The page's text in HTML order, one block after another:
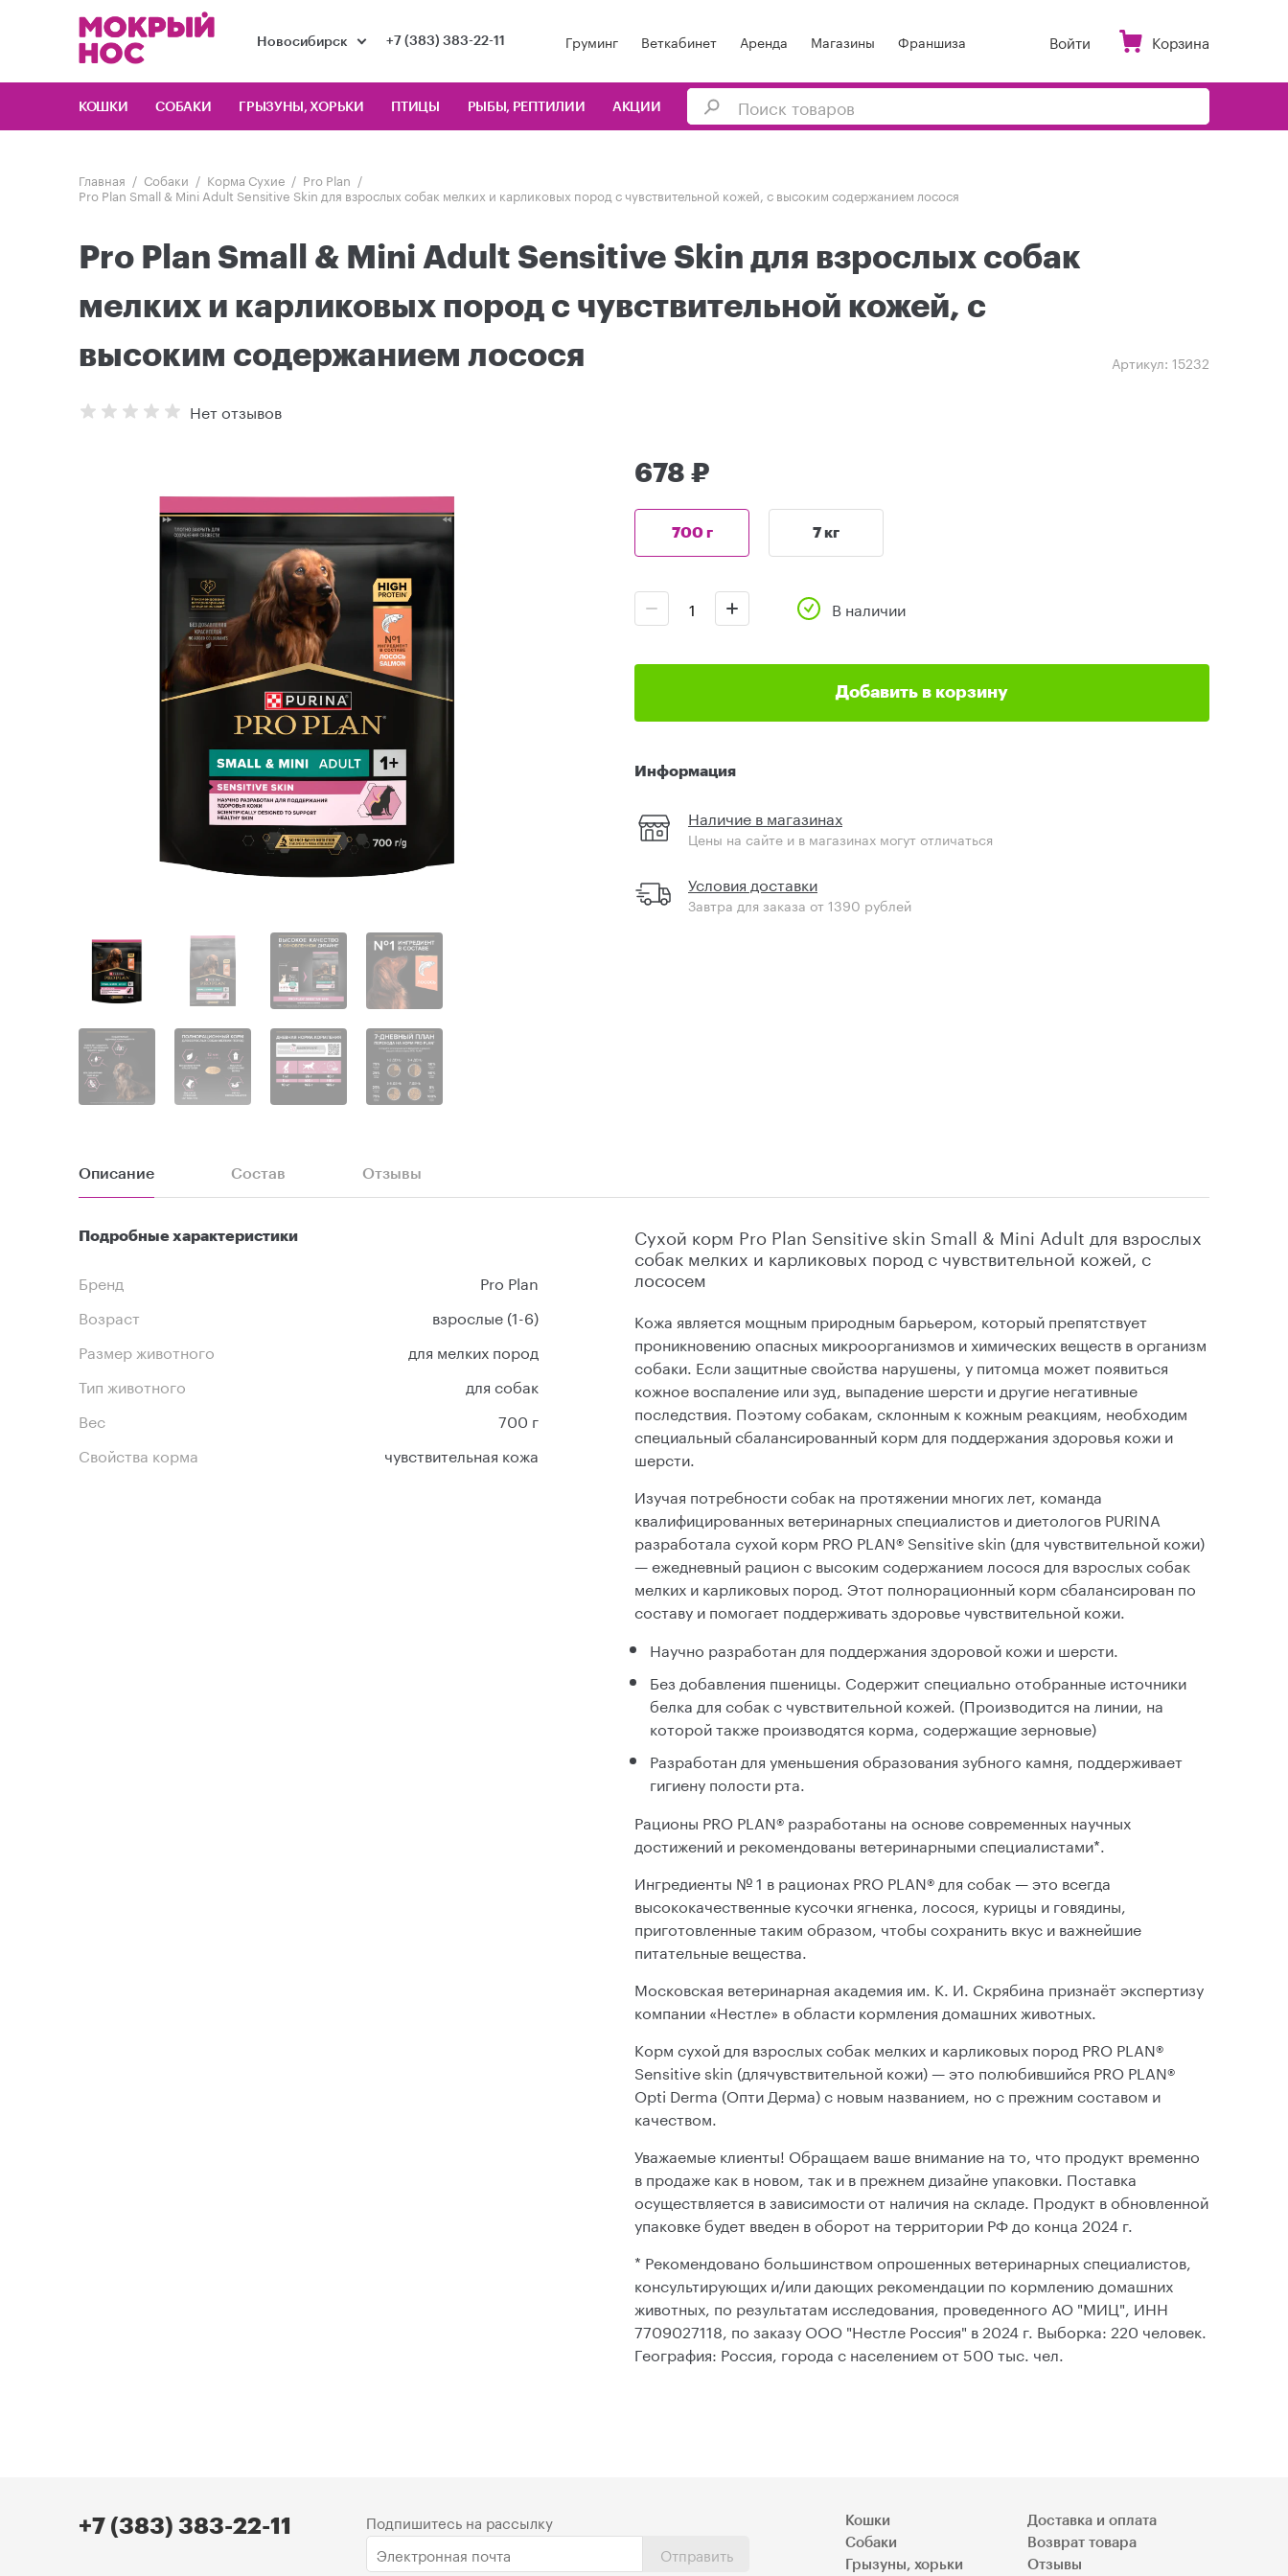
Новосибирск +7 (383) 383-22-11 Груминг Веткабинет Аренда Магазины Франшиза Войти Корзина
КОШКИ СОБАКИ ГРЫЗУНЫ, ХОРЬКИ ПТИЦЫ РЫБЫ, РЕПТИЛИИ АКЦИИ
Главная Собаки Корма Сухие
Pro Plan
Pro Plan Small & Mini Adult Sensitive Skin для взрослых собак мелких и карликовых пород с чувствительной кожей, с высоким содержанием лосося
Pro Plan Small & Mini Adult Sensitive Skin для взрослых собак
мелких и карликовых пород с чувствительной кожей, с
высоким содержанием лосося
Артикул: 15232
Нет отзывов
678 ₽
700 г 7 кг
В наличии
Добавить в корзину
Информация
Наличие в магазинах
Цены на сайте и в магазинах могут отличаться
Условия доставки
Завтра для заказа от 1390 рублей
Описание Состав Отзывы
Подробные характеристики
Бренд
Pro Plan
Возраст
взрослые (1-6)
Размер животного
для мелких пород
Тип животного
для собак
Вес
700 г
Свойства корма
чувствительная кожа
Сухой корм Pro Plan Sensitive skin Small & Mini Adult для взрослых
собак мелких и карликовых пород с чувствительной кожей, с
лососем
Кожа является мощным природным барьером, который препятствует
проникновению опасных микроорганизмов и химических веществ в организм
собаки. Если защитные свойства нарушены, у питомца может появиться
кожное воспаление или зуд, выпадение шерсти и другие негативные
последствия. Поэтому собакам, склонным к кожным реакциям, необходим
специальный сбалансированный корм для поддержания здоровья кожи и
шерсти.
Изучая потребности собак на протяжении многих лет, команда
квалифицированных ветеринарных специалистов и диетологов PURINA
разработала сухой корм PRO PLAN® Sensitive skin (для чувствительной кожи)
— ежедневный рацион с высоким содержанием лосося для взрослых собак
мелких и карликовых пород. Этот полнорационный корм сбалансирован по
составу и помогает поддерживать здоровье чувствительной кожи.
Научно разработан для поддержания здоровой кожи и шерсти.
Без добавления пшеницы. Содержит специально отобранные источники
белка для собак с чувствительной кожей. (Производится на линии, на
которой также производятся корма, содержащие зерновые)
Разработан для уменьшения образования зубного камня, поддерживает
гигиену полости рта.
Рационы PRO PLAN® разработаны на основе современных научных
достижений и рекомендованы ветеринарными специалистами*.
Ингредиенты № 1 в рационах PRO PLAN® для собак — это всегда
высококачественные кусочки ягненка, лосося, курицы и говядины,
приготовленные таким образом, чтобы сохранить вкус и важнейшие
питательные вещества.
Московская ветеринарная академия им. К. И. Скрябина признаёт экспертизу
компании «Нестле» в области кормления домашних животных.
Корм сухой для взрослых собак мелких и карликовых пород PRO PLAN®
Sensitive skin (длячувствительной кожи) — это полюбившийся PRO PLAN®
Opti Derma (Опти Дерма) с новым названием, но с прежним составом и
качеством.
Уважаемые клиенты! Обращаем ваше внимание на то, что продукт временно
в продаже как в новом, так и в прежнем дизайне упаковки. Поставка
осуществляется в зависимости от наличия на складе. Продукт в обновленной
упаковке будет введен в оборот на территории РФ до конца 2024 г.
* Рекомендовано большинством опрошенных ветеринарных специалистов,
консультирующих и/или дающих рекомендации по кормлению домашних
животных, по результатам исследования, проведенного АО "МИЦ", ИНН
7709027118, по заказу ООО "Нестле Россия" в 2024 г. Выборка: 220 человек.
География: Россия, города с населением от 500 тыс. чел.
+7 (383) 383-22-11
Подпишитесь на рассылку
Отправить
Кошки
Собаки
Грызуны, хорьки
Доставка и оплата
Возврат товара
Отзывы